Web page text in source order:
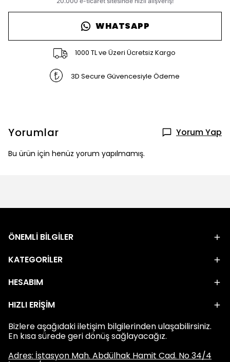
WHATSAPP
1000 TL ve Üzeri Ücretsiz Kargo
3D Secure Güvencesiyle Ödeme
Yorumlar Yorum Yap
Bu ürün için henüz yorum yapılmamış.
ÖNEMLİ BİLGİLER
KATEGORİLER
HESABIM
HIZLI ERİŞİM
Bizlere aşağıdaki iletişim bilgilerinden ulaşabilirsiniz.
En kısa sürede geri dönüş sağlayacağız.
Adres: İstasyon Mah. Abdülhak Hamit Cad. No 34/4